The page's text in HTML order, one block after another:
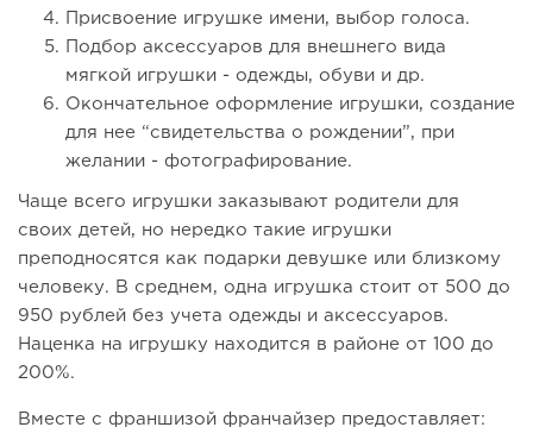
Присвоение игрушке имени, выбор голоса.
Подбор аксессуаров для внешнего вида
мягкой игрушки - одежды, обуви и др.
Окончательное оформление игрушки, создание
для нее “свидетельства о рождении”, при
желании - фотографирование.
Чаще всего игрушки заказывают родители для
своих детей, но нередко такие игрушки
преподносятся как подарки девушке или близкому
человеку. В среднем, одна игрушка стоит от 500 до
950 рублей без учета одежды и аксессуаров.
Наценка на игрушку находится в районе от 100 до
200%.
Вместе с франшизой франчайзер предоставляет: